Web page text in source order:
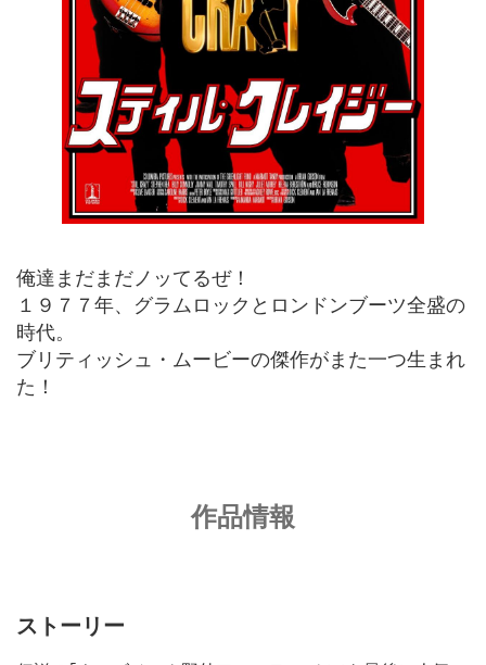
俺達まだまだノッてるぜ！
１９７７年、グラムロックとロンドンブーツ全盛の
時代。
ブリティッシュ・ムービーの傑作がまた一つ生まれ
た！
作品情報
ストーリー